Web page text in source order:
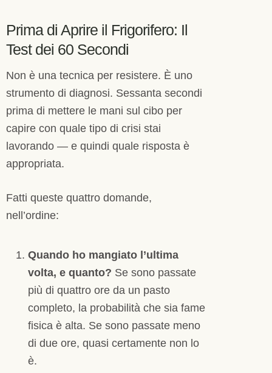
Prima di Aprire il Frigorifero: Il
Test dei 60 Secondi
Non è una tecnica per resistere. È uno
strumento di diagnosi. Sessanta secondi
prima di mettere le mani sul cibo per
capire con quale tipo di crisi stai
lavorando — e quindi quale risposta è
appropriata.
Fatti queste quattro domande,
nell’ordine:
Quando ho mangiato l’ultima
volta, e quanto? Se sono passate
più di quattro ore da un pasto
completo, la probabilità che sia fame
fisica è alta. Se sono passate meno
di due ore, quasi certamente non lo
è.